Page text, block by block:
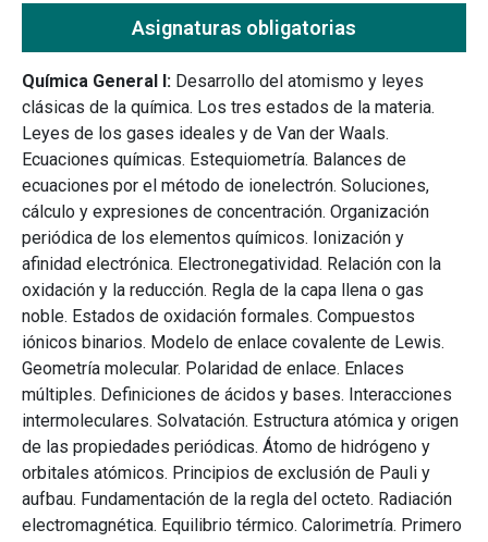
Asignaturas obligatorias
Química General I: Desarrollo del atomismo y leyes
clásicas de la química. Los tres estados de la materia.
Leyes de los gases ideales y de Van der Waals.
Ecuaciones químicas. Estequiometría. Balances de
ecuaciones por el método de ionelectrón. Soluciones,
cálculo y expresiones de concentración. Organización
periódica de los elementos químicos. Ionización y
afinidad electrónica. Electronegatividad. Relación con la
oxidación y la reducción. Regla de la capa llena o gas
noble. Estados de oxidación formales. Compuestos
iónicos binarios. Modelo de enlace covalente de Lewis.
Geometría molecular. Polaridad de enlace. Enlaces
múltiples. Definiciones de ácidos y bases. Interacciones
intermoleculares. Solvatación. Estructura atómica y origen
de las propiedades periódicas. Átomo de hidrógeno y
orbitales atómicos. Principios de exclusión de Pauli y
aufbau. Fundamentación de la regla del octeto. Radiación
electromagnética. Equilibrio térmico. Calorimetría. Primero